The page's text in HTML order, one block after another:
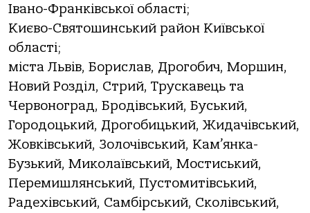
Івано-Франківської області;
Києво-Святошинський район Київської
області;
міста Львів, Борислав, Дрогобич, Моршин,
Новий Розділ, Стрий, Трускавець та
Червоноград, Бродівський, Буський,
Городоцький, Дрогобицький, Жидачівський,
Жовківський, Золочівський, Кам’янка-
Бузький, Миколаївський, Мостиський,
Перемишлянський, Пустомитівський,
Радехівський, Самбірський, Сколівський,